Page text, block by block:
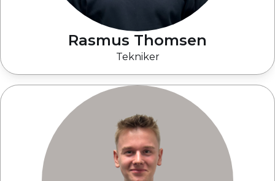
Rasmus Thomsen
Tekniker